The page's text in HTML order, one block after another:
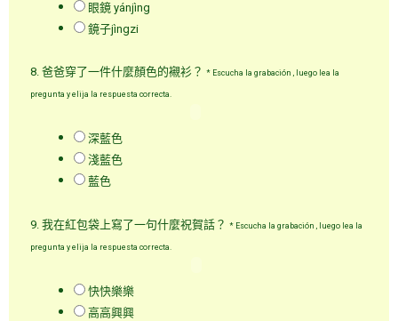
眼鏡 yánjìng
鏡子jìngzi
8. 爸爸穿了一件什麼顏色的襯衫？* Escucha la grabación , luego lea la
pregunta y elija la respuesta correcta.
深藍色
淺藍色
藍色
9. 我在紅包袋上寫了一句什麼祝賀話？* Escucha la grabación , luego lea la
pregunta y elija la respuesta correcta.
快快樂樂
高高興興